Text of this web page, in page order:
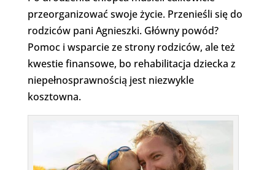
przeorganizować swoje życie. Przenieśli się do
rodziców pani Agnieszki. Główny powód?
Pomoc i wsparcie ze strony rodziców, ale też
kwestie finansowe, bo rehabilitacja dziecka z
niepełnosprawnością jest niezwykle
kosztowna.